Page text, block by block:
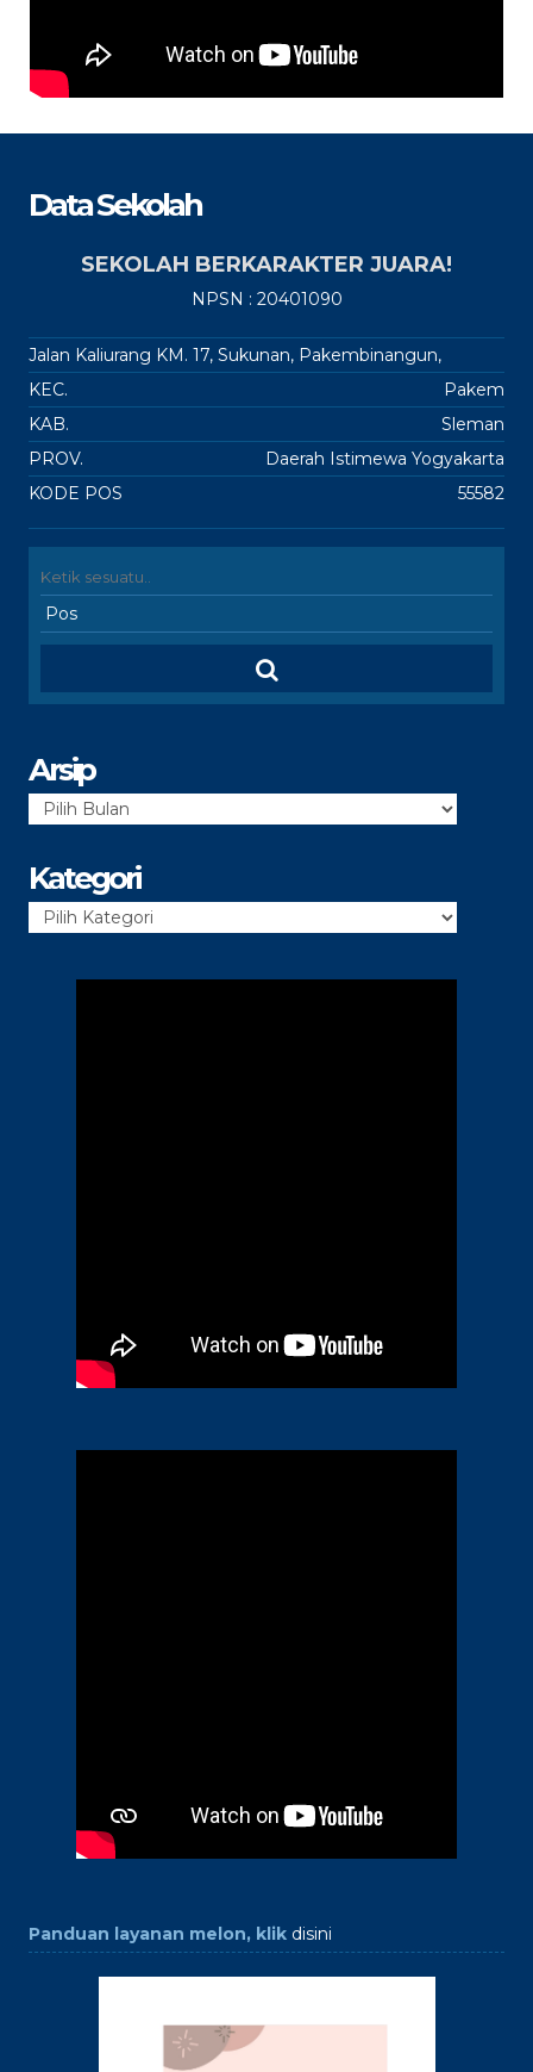
Data Sekolah
SEKOLAH BERKARAKTER JUARA!
NPSN : 20401090
Jalan Kaliurang KM. 17, Sukunan, Pakembinangun,
KEC.
Pakem
KAB.
Sleman
PROV.
Daerah Istimewa Yogyakarta
KODE POS
55582
Arsip
Arsip
Kategori
Kategori
Panduan layanan melon, klik disini